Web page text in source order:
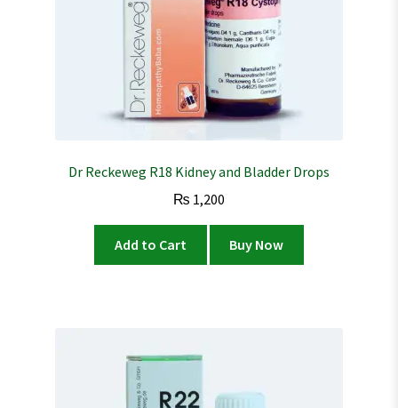
Dr Reckeweg R18 Kidney and Bladder Drops
₨ 1,200
Add to Cart Buy Now